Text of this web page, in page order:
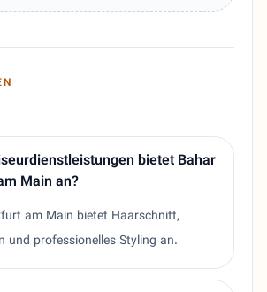
bietet Bahar
Main an?
am Main bietet Haarschnitt,
und professionelles Styling an.